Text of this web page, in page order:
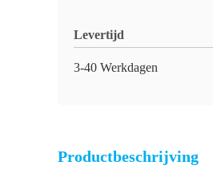
Levertijd
3-40 Werkdagen
Productbeschrijving